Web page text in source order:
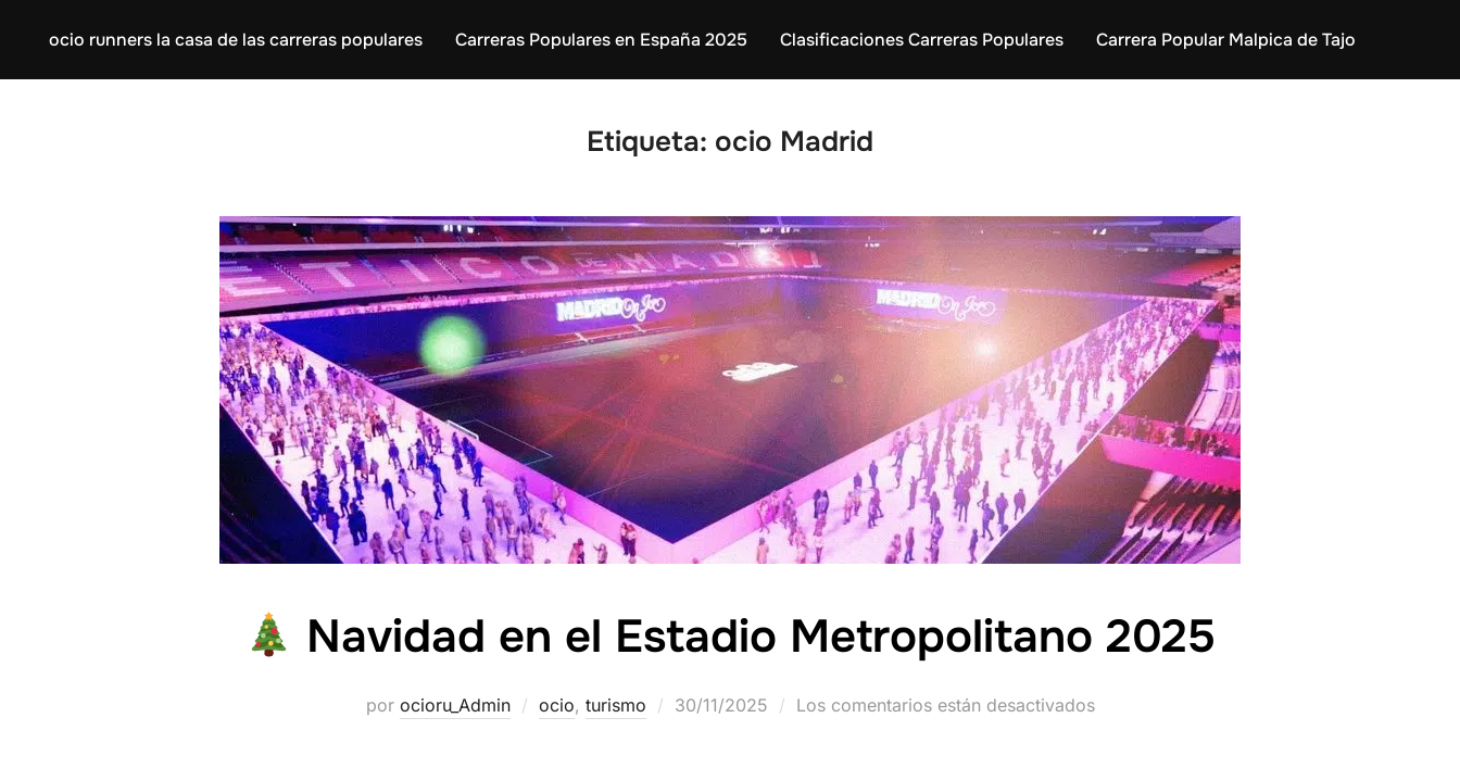
ocio runners la casa de las carreras populares Carreras Populares en España 2025 Clasificaciones Carreras Populares Carrera Popular Malpica de Tajo
Etiqueta: ocio Madrid
Navidad en el Estadio Metropolitano 2025
por ocioru_Admin ocio, turismo 30/11/2025 Los comentarios están desactivados